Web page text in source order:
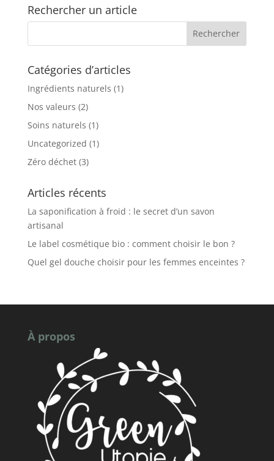
à
Rechercher un article
Catégories d’articles
Ingrédients naturels (1)
Nos valeurs (2)
Soins naturels (1)
Uncategorized (1)
Zéro déchet(3)
Articles récents
La saponification à froid : le secret d’un savon
artisanal
Le label cosmétique bio : comment choisir le bon ?
Quel gel douche choisir pour les femmes enceintes ?
À propos